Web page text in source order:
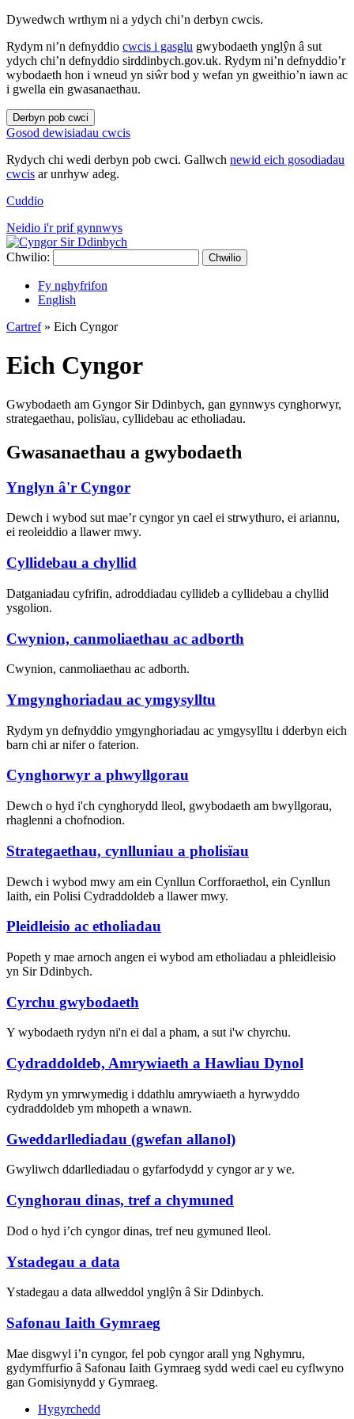
Dywedwch wrthym ni a ydych chi’n derbyn cwcis.
Rydym ni’n defnyddio cwcis i gasglu gwybodaeth ynglŷn â sut
ydych chi’n defnyddio sirddinbych.gov.uk. Rydym ni’n defnyddio’r
wybodaeth hon i wneud yn siŵr bod y wefan yn gweithio’n iawn ac
i gwella ein gwasanaethau.
Derbyn pob cwci
Gosod dewisiadau cwcis
Rydych chi wedi derbyn pob cwci. Gallwch newid eich gosodiadau
cwcis ar unrhyw adeg.
Cuddio
Neidio i'r prif gynnwys
Chwilio: Chwilio
Fy nghyfrifon
English
Cartref» Eich Cyngor
Eich Cyngor
Gwybodaeth am Gyngor Sir Ddinbych, gan gynnwys cynghorwyr,
strategaethau, polisïau, cyllidebau ac etholiadau.
Gwasanaethau a gwybodaeth
Ynglyn â'r Cyngor
Dewch i wybod sut mae’r cyngor yn cael ei strwythuro, ei ariannu,
ei reoleiddio a llawer mwy.
Cyllidebau a chyllid
Datganiadau cyfrifin, adroddiadau cyllideb a cyllidebau a chyllid
ysgolion.
Cwynion, canmoliaethau ac adborth
Cwynion, canmoliaethau ac adborth.
Ymgynghoriadau ac ymgysylltu
Rydym yn defnyddio ymgynghoriadau ac ymgysylltu i dderbyn eich
barn chi ar nifer o faterion.
Cynghorwyr a phwyllgorau
Dewch o hyd i'ch cynghorydd lleol, gwybodaeth am bwyllgorau,
rhaglenni a chofnodion.
Strategaethau, cynlluniau a pholisïau
Dewch i wybod mwy am ein Cynllun Corfforaethol, ein Cynllun
Iaith, ein Polisi Cydraddoldeb a llawer mwy.
Pleidleisio ac etholiadau
Popeth y mae arnoch angen ei wybod am etholiadau a phleidleisio
yn Sir Ddinbych.
Cyrchu gwybodaeth
Y wybodaeth rydyn ni'n ei dal a pham, a sut i'w chyrchu.
Cydraddoldeb, Amrywiaeth a Hawliau Dynol
Rydym yn ymrwymedig i ddathlu amrywiaeth a hyrwyddo
cydraddoldeb ym mhopeth a wnawn.
Gweddarllediadau (gwefan allanol)
Gwyliwch ddarllediadau o gyfarfodydd y cyngor ar y we.
Cynghorau dinas, tref a chymuned
Dod o hyd i’ch cyngor dinas, tref neu gymuned lleol.
Ystadegau a data
Ystadegau a data allweddol ynglŷn â Sir Ddinbych.
Safonau Iaith Gymraeg
Mae disgwyl i’n cyngor, fel pob cyngor arall yng Nghymru,
gydymffurfio â Safonau Iaith Gymraeg sydd wedi cael eu cyflwyno
gan Gomisiynydd y Gymraeg.
Hygyrchedd